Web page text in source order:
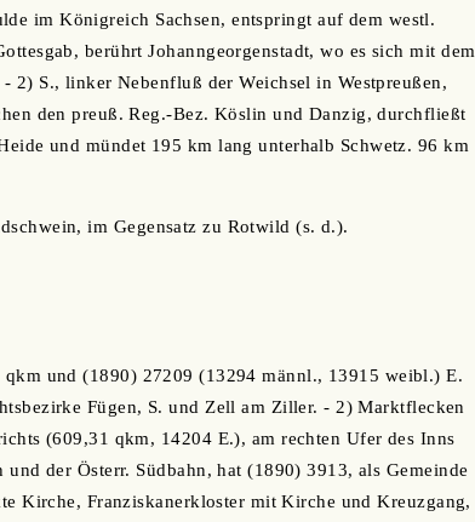
im Königreich Sachsen, entspringt auf dem westl.
berührt Johanngeorgenstadt, wo es sich mit dem
2) S., linker Nebenfluß der Weichsel in Westpreußen,
den preuß. Reg.-Bez. Köslin und Danzig, durchfließt
und mündet 195 km lang unterhalb Schwetz. 96 km
im Gegensatz zu Rotwild (s. d.).
und (1890) 27209 (13294 männl., 13915 weibl.) E.
Fügen, S. und Zell am Ziller. - 2) Marktflecken
(609,31 qkm, 14204 E.), am rechten Ufer des Inns
der Österr. Südbahn, hat (1890) 3913, als Gemeinde
Kirche, Franziskanerkloster mit Kirche und Kreuzgang,